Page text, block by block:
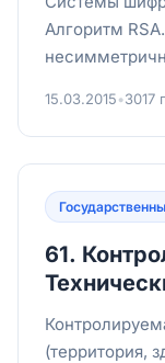
Алгоритм
15.03.2015•3017
61.
(территория,